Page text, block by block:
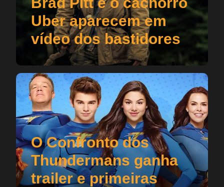
Uber aparecem em
vídeo dos bastidores
O Confronto dos
Thundermans ganha
trailer e primeiras